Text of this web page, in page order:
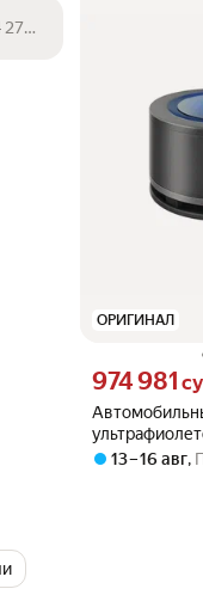
сум
ОРИГИНАЛ
дезинфектор
Цена 974981 сум
974 981
13 – 16 авг,